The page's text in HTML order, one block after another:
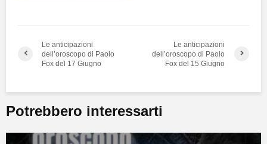
Le anticipazioni
dell’oroscopo di Paolo
Fox del 17 Giugno
Le anticipazioni
dell’oroscopo di Paolo
Fox del 15 Giugno
Potrebbero interessarti